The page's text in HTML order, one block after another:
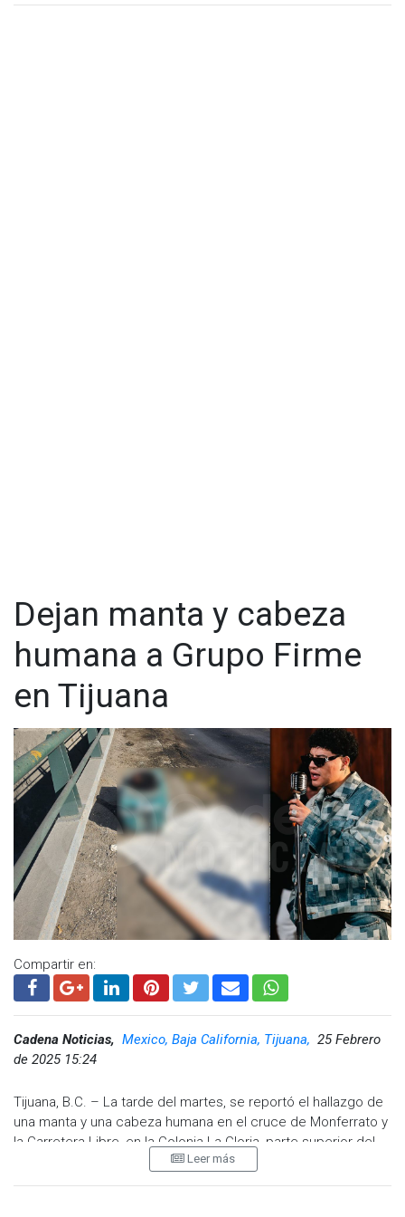
General Laureano Carrillo Rodríguez, quien indicó que ya han
Dejan manta y cabeza
humana a Grupo Firme
en Tijuana
Compartir en:
Cadena Noticias, Mexico, Baja California, Tijuana, 25 Febrero
de 2025 15:24
Tijuana, B.C. – La tarde del martes, se reportó el hallazgo de
una manta y una cabeza humana en el cruce de Monferrato y
la Carretera Libre, en la Colonia La Gloria, parte superior del
puente Pemex. Este incidente ocurrió alrededor de las 14:16
horas, cuando la central de radio recibió un aviso sobre un
Leer más